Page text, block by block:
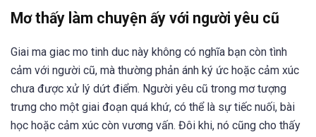
Mơ thấy làm chuyện ấy với người yêu cũ
Giai ma giac mo tinh duc này không có nghĩa bạn còn tình
cảm với người cũ, mà thường phản ánh ký ức hoặc cảm xúc
chưa được xử lý dứt điểm. Người yêu cũ trong mơ tượng
trưng cho một giai đoạn quá khứ, có thể là sự tiếc nuối, bài
học hoặc cảm xúc còn vương vấn. Đôi khi, nó cũng cho thấy